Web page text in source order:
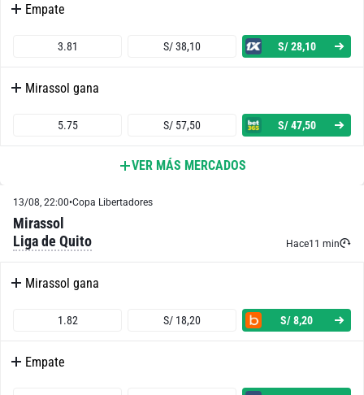
Empate
3.81 S/ 38,10 S/ 28,10
Mirassol gana
5.75 S/ 57,50 S/ 47,50
Ambos Equipos Anotan - Sí
1.95
Ambos Equipos Anotan - No
1.86
Cruzeiro o Empate
1.17
VER MÁS MERCADOS
Hace11 min
13/08, 22:00•Copa Libertadores
Mirassol
Liga de Quito
Mirassol gana
1.82 S/ 18,20 S/ 8,20
Empate